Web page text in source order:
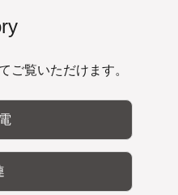
ご覧いただけます。